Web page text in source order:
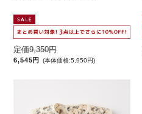
定価9,350円
6,545円 (本体価格:5,950円)